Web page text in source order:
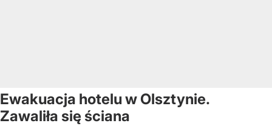
Ewakuacja hotelu w Olsztynie.
Zawaliła się ściana